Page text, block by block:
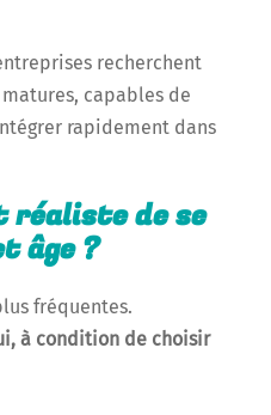
recherchent
capables de
rapidement dans
réaliste de se
âge ?
fréquentes.
à condition de choisir